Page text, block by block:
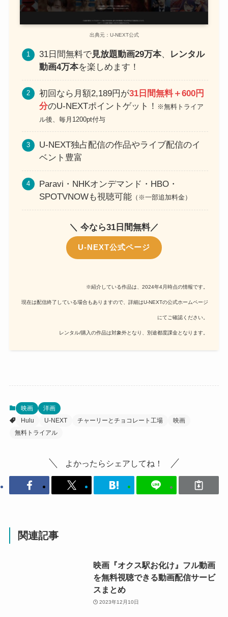
出典元：U-NEXT公式
31日間無料で見放題動画29万本、 レンタル
動画4万本を楽しめます！
初回なら月額2,189円が31日間無料＋600円
分のU-NEXTポイントゲット！ ※無料トライア
ル後、毎月1200pt付与
U-NEXT独占配信の作品やライブ配信のイ
ベント豊富
Paravi・NHKオンデマンド・HBO・
SPOTVNOWも視聴可能 （※一部追加料金）
＼ 今なら31日間無料／
U-NEXT公式ページ
※紹介している作品は、2024年4月時点の情報です。
現在は配信終了している場合もありますので、詳細はU-NEXTの公式ホームページ
にてご確認ください。
レンタル/購入の作品は対象外となり、別途都度課金となります。
映画
洋画
Hulu
U-NEXT チャーリーとチョコレート工場
映画
無料トライアル
よかったらシェアしてね！
関連記事
映画『オクス駅お化け』フル動画
を無料視聴できる動画配信サービ
スまとめ
2023年12月10日